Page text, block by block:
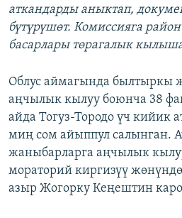
аткандарды аныктап,
бүтүрүшөт. Комиссияга
басарлары төрагалык
Облус аймагында
аңчылык кылуу боюнча 38
айда Тогуз-Тородо үч кийик
миң сом айыппул салынган.
жаныбарларга аңчылык
мораторий киргизүү
азыр Жогорку Кеңештин